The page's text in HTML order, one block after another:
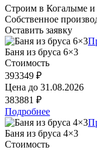
Строим в Когалыме
Собственное
Оставить заявку
Баня из бруса 6×3
Стоимость
393349 ₽
Цена до 31.08.2026
383881 ₽
Подробнее
Баня из бруса 4×3
Стоимость